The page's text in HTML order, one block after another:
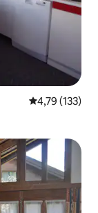
Średnia
4,79 (133)